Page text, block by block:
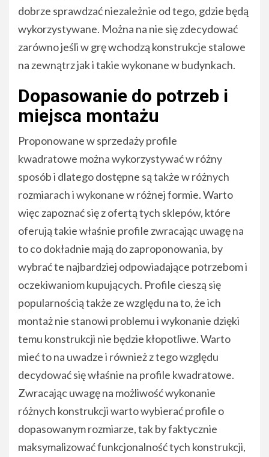
dobrze sprawdzać niezależnie od tego, gdzie będą
wykorzystywane. Można na nie się zdecydować
zarówno jeśli w grę wchodzą konstrukcje stalowe
na zewnątrz jak i takie wykonane w budynkach.
Dopasowanie do potrzeb i
miejsca montażu
Proponowane w sprzedaży profile
kwadratowe można wykorzystywać w różny
sposób i dlatego dostępne są także w różnych
rozmiarach i wykonane w różnej formie. Warto
więc zapoznać się z ofertą tych sklepów, które
oferują takie właśnie profile zwracając uwagę na
to co dokładnie mają do zaproponowania, by
wybrać te najbardziej odpowiadające potrzebom i
oczekiwaniom kupujących. Profile cieszą się
popularnością także ze względu na to, że ich
montaż nie stanowi problemu i wykonanie dzięki
temu konstrukcji nie będzie kłopotliwe. Warto
mieć to na uwadze i również z tego względu
decydować się właśnie na profile kwadratowe.
Zwracając uwagę na możliwość wykonanie
różnych konstrukcji warto wybierać profile o
dopasowanym rozmiarze, tak by faktycznie
maksymalizować funkcjonalność tych konstrukcji,